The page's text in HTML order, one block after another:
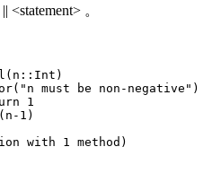
<statement> 。
must be non-negative")
1
1)
with 1 method)